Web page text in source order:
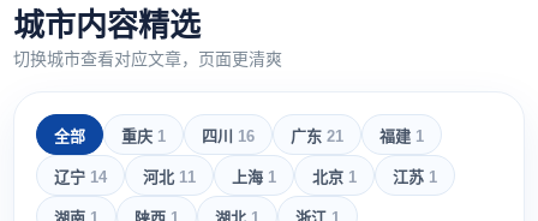
城市内容精选
切换城市查看对应文章，页面更清爽
全部 重庆 1 四川 16 广东 21 福建 1
辽宁 14 河北 11 上海 1 北京 1 江苏 1
湖南 1 陕西 1 湖北 1 浙江 1